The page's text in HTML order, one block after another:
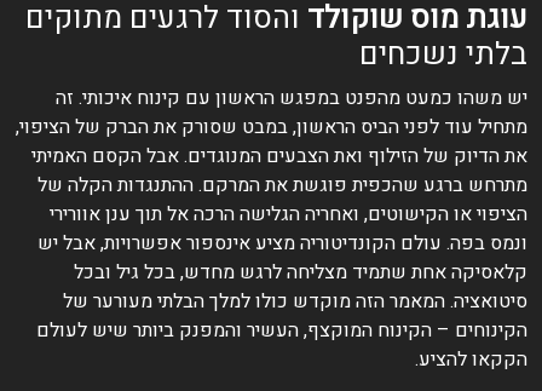
עוגת מוס שוקולד והסוד לרגעים מתוקים
בלתי נשכחים
יש משהו כמעט מהפנט במפגש הראשון עם קינוח איכותי. זה
מתחיל עוד לפני הביס הראשון, במבט שסורק את הברק של הציפוי,
את הדיוק של הזילוף ואת הצבעים המנוגדים. אבל הקסם האמיתי
מתרחש ברגע שהכפית פוגשת את המרקם. ההתנגדות הקלה של
הציפוי או הקישוטים, ואחריה הגלישה הרכה אל תוך ענן אוורירי
ונמס בפה. עולם הקונדיטוריה מציע אינספור אפשרויות, אבל יש
קלאסיקה אחת שתמיד מצליחה לרגש מחדש, בכל גיל ובכל
סיטואציה. המאמר הזה מוקדש כולו למלך הבלתי מעורער של
הקינוחים – הקינוח המוקצף, העשיר והמפנק ביותר שיש לעולם
הקקאו להציע.